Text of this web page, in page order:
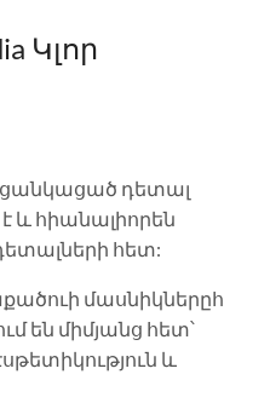
Կլոր
ցանկացած դետալ
հիանալիորեն
հետ:
մասնիկներըհ
են միմյանց հետ՝
և